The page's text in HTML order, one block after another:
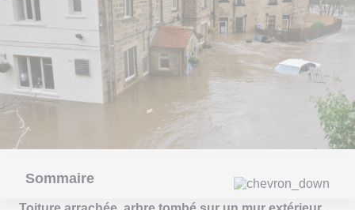
Sommaire